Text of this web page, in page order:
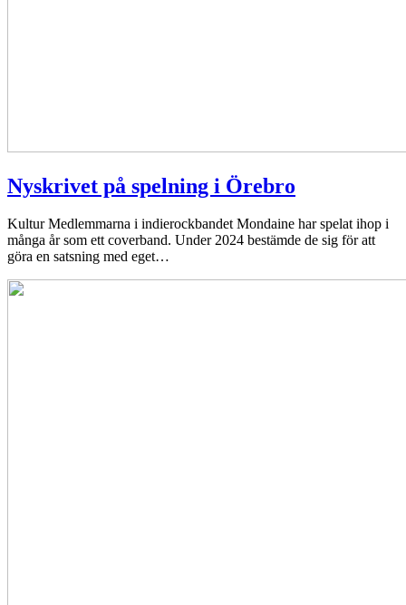
Nyskrivet på spelning i Örebro
Kultur Medlemmarna i indierockbandet Mondaine har spelat ihop i
många år som ett coverband. Under 2024 bestämde de sig för att
göra en satsning med eget…